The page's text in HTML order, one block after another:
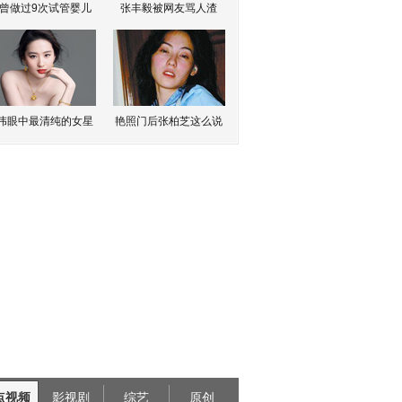
做过9次试管婴儿 张丰毅被网友骂人渣
眼中最清纯的女星 艳照门后张柏芝这么说
视频 影视剧 综艺 原创